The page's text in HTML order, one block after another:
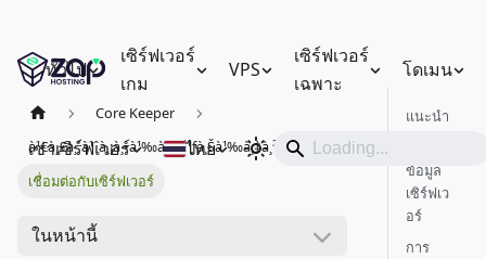
ทั่วไป
เซิร์ฟเวอร์
เกม
VPS
เซิร์ฟเวอร์
เฉพาะ
โดเมน
เช่าเซิร์ฟเวอร์ ไทย
Core Keeper
à¹€à¸£à¸´à¹ˆà¸¡à¸•à¹‰à¸™à¹ƒà¸Šà¹‰à¸‡à¸²à¸™
เชื่อมต่อกับเซิร์ฟเวอร์
ในหน้านี้
แนะนำ
ข้อมูล
เซิร์ฟเว
อร์
การ